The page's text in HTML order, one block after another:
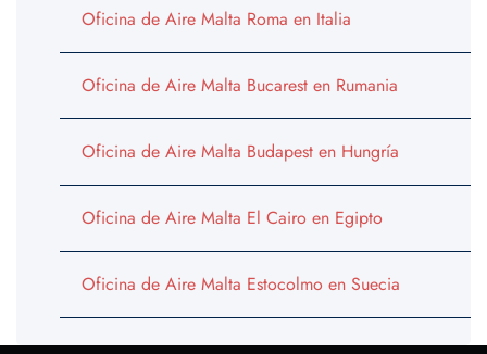
Oficina de Aire Malta Roma en Italia
Oficina de Aire Malta Bucarest en Rumania
Oficina de Aire Malta Budapest en Hungría
Oficina de Aire Malta El Cairo en Egipto
Oficina de Aire Malta Estocolmo en Suecia